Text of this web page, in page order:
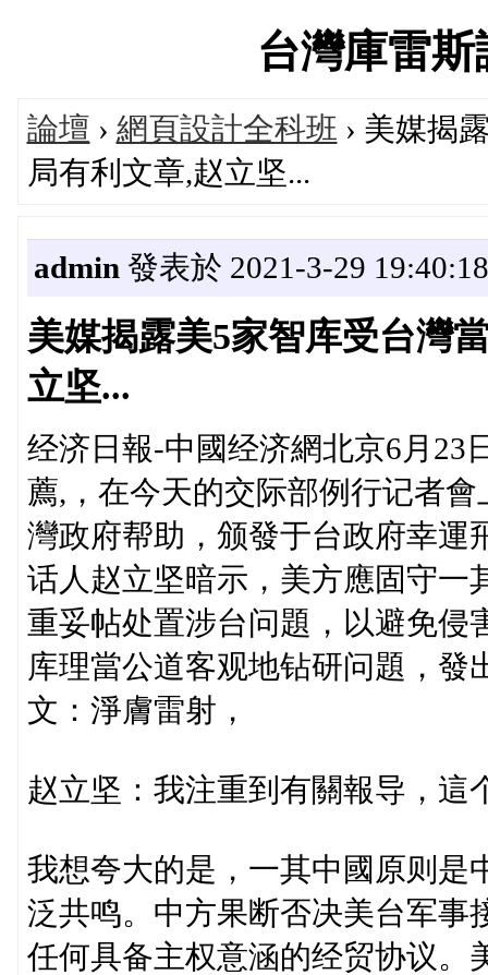
台灣庫雷
論壇 › 網頁設計全科班 › 美媒揭
局有利文章,赵立坚...
admin 發表於 2021-3-29 19:40:18
美媒揭露美5家智库受台灣
立坚...
经济日報-中國经济網北京6月23
薦,，在今天的交际部例行记者
灣政府帮助，颁發于台政府幸運
话人赵立坚暗示，美方應固守一
重妥帖处置涉台问題，以避免侵
库理當公道客观地钻研问題，發
文：淨膚雷射，
赵立坚：我注重到有關報导，這
我想夸大的是，一其中國原则是
泛共鸣。中方果断否决美台军事
任何具备主权意涵的经贸协议。